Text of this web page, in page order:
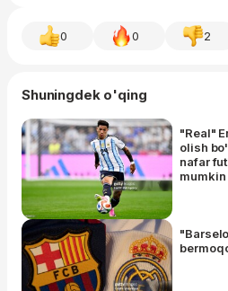
0 0 2
Shuningdek o'qing
"Real"
olish
nafar
mumkin